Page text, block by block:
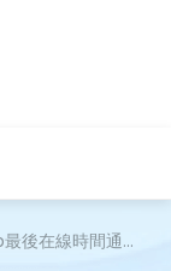
大方法輕鬆追蹤WhatsApp上線時間！